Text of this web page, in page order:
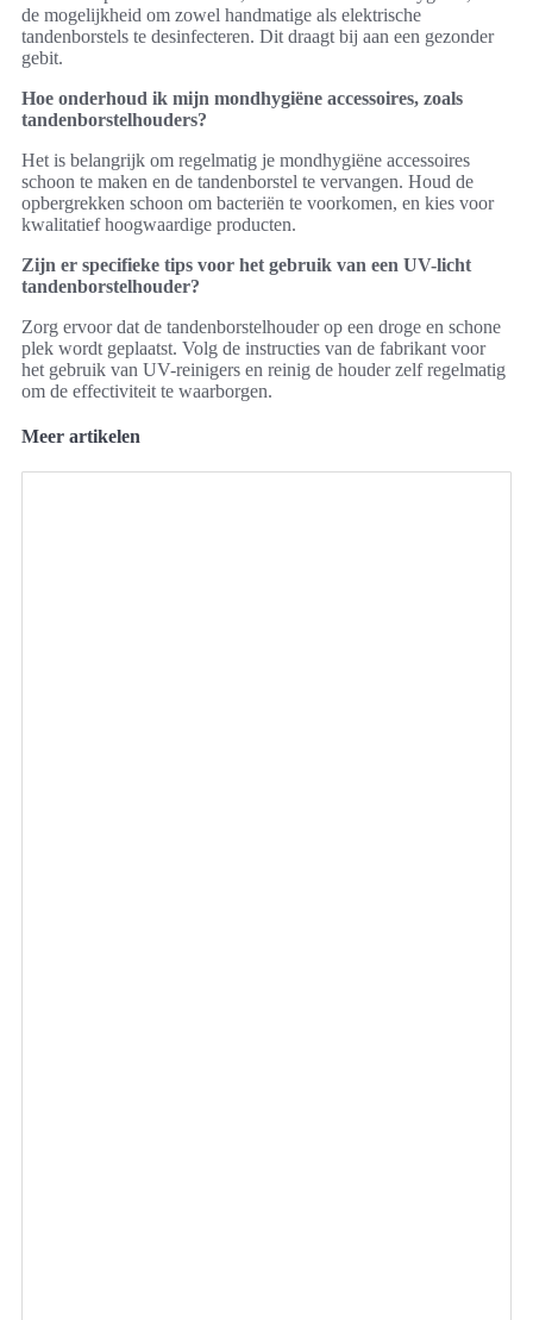
de mogelijkheid om zowel handmatige als elektrische
tandenborstels te desinfecteren. Dit draagt bij aan een gezonder
gebit.
Hoe onderhoud ik mijn mondhygiëne accessoires, zoals
tandenborstelhouders?
Het is belangrijk om regelmatig je mondhygiëne accessoires
schoon te maken en de tandenborstel te vervangen. Houd de
opbergrekken schoon om bacteriën te voorkomen, en kies voor
kwalitatief hoogwaardige producten.
Zijn er specifieke tips voor het gebruik van een UV-licht
tandenborstelhouder?
Zorg ervoor dat de tandenborstelhouder op een droge en schone
plek wordt geplaatst. Volg de instructies van de fabrikant voor
het gebruik van UV-reinigers en reinig de houder zelf regelmatig
om de effectiviteit te waarborgen.
Meer artikelen